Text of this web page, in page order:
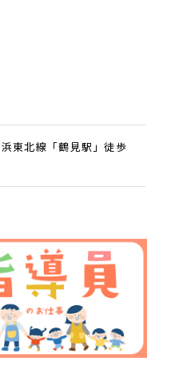
東北線「鶴見駅」徒歩